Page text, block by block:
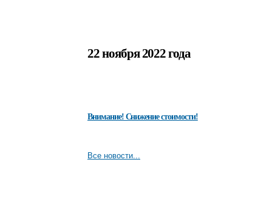
22 ноября 2022 года
Внимание! Снижение стоимости!
Все новости...